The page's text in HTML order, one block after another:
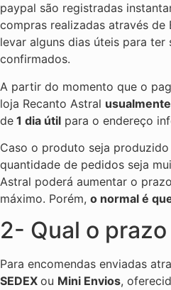
paypal são registradas
compras realizadas através de
levar alguns dias úteis para ter
confirmados.
A partir do momento que o
loja Recanto Astral usualmente
de 1 dia útil para o endereço
Caso o produto seja
quantidade de pedidos seja
Astral poderá aumentar o
máximo. Porém, o normal é
2- Qual o
Para encomendas enviadas
SEDEX ou Mini Envios,